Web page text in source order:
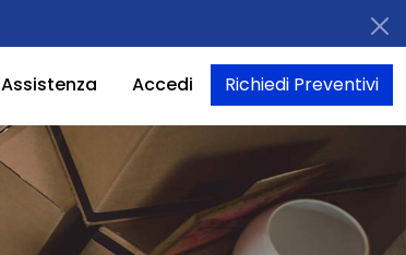
Assistenza Accedi Richiedi Preventivi